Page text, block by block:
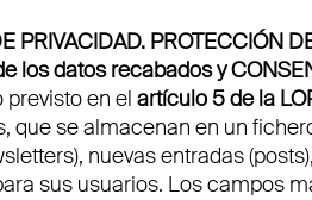
PRIVACIDAD. PROTECCIÓN
los datos recabados y
en el artículo 5de la
que se almacenan en un
nuevas entradas
sus usuarios. Los campos